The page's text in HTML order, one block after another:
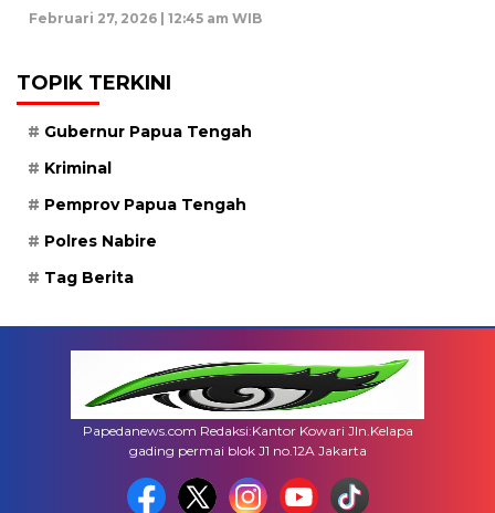
Februari 27, 2026 | 12:45 am WIB
TOPIK TERKINI
Gubernur Papua Tengah
Kriminal
Pemprov Papua Tengah
Polres Nabire
Tag Berita
Papedanews.com Redaksi:Kantor Kowari Jln.Kelapa
gading permai blok J1 no.12A Jakarta